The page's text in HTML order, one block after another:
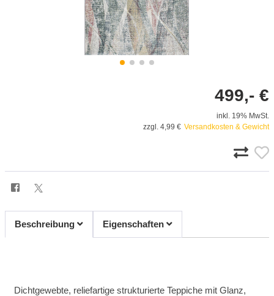
499,- €
inkl. 19% MwSt.
zzgl. 4,99 € Versandkosten & Gewicht
Beschreibung Eigenschaften
Dichtgewebte, reliefartige strukturierte Teppiche mit Glanz,